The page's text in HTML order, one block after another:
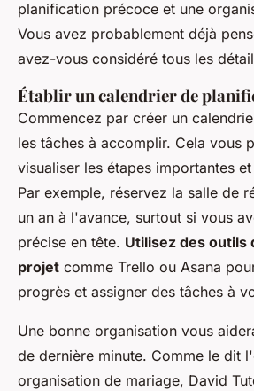
planification précoce et une
Vous avez probablement déjà
avez-vous considéré tous les
Établir un calendrier de
Commencez par créer un
les tâches à accomplir. Cela vous
visualiser les étapes importantes
Par exemple, réservez la salle de
un an à l'avance, surtout si vous
précise en tête. Utilisez des outils
projet comme Trello ou Asana
progrès et assigner des tâches à
Une bonne organisation vous
de dernière minute. Comme le dit
organisation de mariage, David